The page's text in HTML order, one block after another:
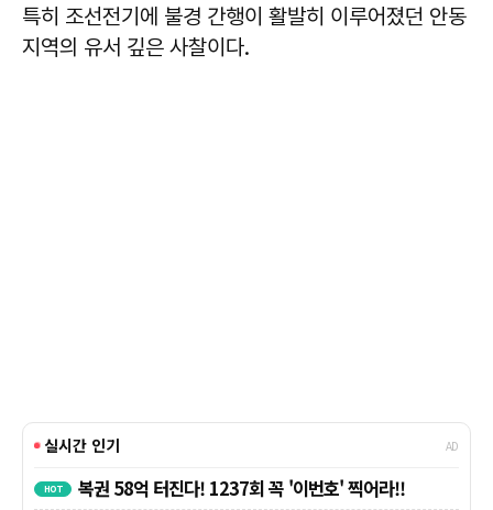
특히 조선전기에 불경 간행이 활발히 이루어졌던 안동
지역의 유서 깊은 사찰이다.